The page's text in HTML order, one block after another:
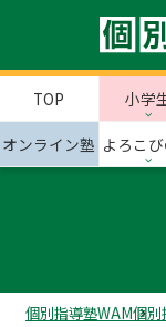
TOP 小学
オンライン塾 よろこ
個別指導塾WAM個別